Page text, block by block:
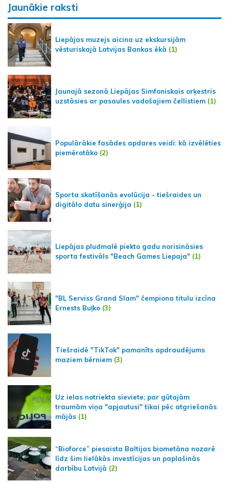
Jaunākie raksti
Liepājas muzejs aicina uz ekskursijām
vēsturiskajā Latvijas Bankas ēkā (1)
Jaunajā sezonā Liepājas Simfoniskais orķestris
uzstāsies ar pasaules vadošajiem čellistiem (1)
Populārākie fasādes apdares veidi: kā izvēlēties
piemērotāko (2)
Sporta skatīšanās evolūcija - tiešraides un
digitālo datu sinerģija (1)
Liepājas pludmalē piekto gadu norisināsies
sporta festivāls "Beach Games Liepaja" (1)
"BL Serviss Grand Slam" čempiona titulu izcīna
Ernests Buļko (3)
Tiešraidē "TikTok" pamanīts apdraudējums
maziem bērniem (3)
Uz ielas notriekta sieviete; par gūtajām
traumām viņa "apjautusi" tikai pēc atgriešanās
mājās (1)
“Bioforce” piesaista Baltijas biometāna nozarē
līdz šim lielākās investīcijas un paplašinās
darbību Latvijā (2)